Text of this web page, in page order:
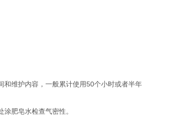
和维护内容，一般累计使用50个小时或者半年
肥皂水检查气密性。